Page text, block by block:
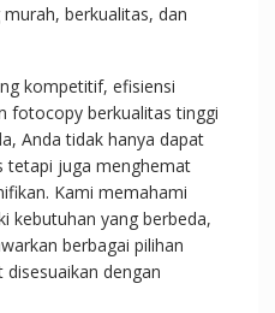
berkualitas, dan
kompetitif, efisiensi
fotocopy berkualitas tinggi
Anda tidak hanya dapat
tetapi juga menghemat
Kami memahami
kebutuhan yang berbeda,
berbagai pilihan
dengan